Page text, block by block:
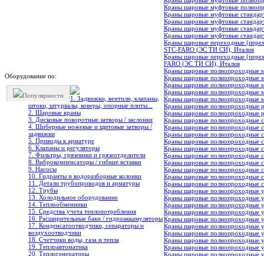
Оборудование по:
Популярности
1. Задвижки, вентили, клапаны,
штоки, штурвалы, коверы, опорные плиты...
2. Шаровые краны
3. Дисковые поворотные затворы / заслонки
4. Шиберные ножевые и щитовые затворы /
задвижки
5. Приводы к арматуре
6. Клапаны и регуляторы
7. Фильтры, грязевики и грязеотделители
8. Виброкомпенсаторы / гибкие вставки
9. Насосы
10. Гидранты и водоразборные колонки
11. Детали трубопроводов и арматуры
12. Трубы
13. Холодильное oборудование
14. Теплообменники
15. Средства учета теплопотребления
16. Расширительные баки / гидроаккамуляторы
17. Конденсатоотводчики, сепараторы и
воздухоотводчики
18. Счетчики воды, газа и тепла
19. Теплоавтоматика
20. Теплогенераторы
Краны шаровые муфтовые
Краны шаровые муфтовые
Краны шаровые муфтовые
Краны шаровые муфтовые
Краны шаровые муфтовые
Краны шаровые переходные
STC-FARO (ЭС ТИ СИ), Италия
Краны шаровые переходные
FARO (ЭС ТИ СИ), Италия
Краны шаровые полнопроходные
Краны шаровые полнопроходные
Краны шаровые полнопроходные
Краны шаровые полнопроходные
Краны шаровые полнопроходные
Краны шаровые полнопроходные
Краны шаровые полнопроходные
Краны шаровые полнопроходные
Краны шаровые полнопроходные
Краны шаровые полнопроходные
Краны шаровые полнопроходные
Краны шаровые полнопроходные
Краны шаровые полнопроходные
Краны шаровые полнопроходные
Краны шаровые полнопроходные
Краны шаровые полнопроходные
Краны шаровые полнопроходные
Краны шаровые полнопроходные
Краны шаровые полнопроходные
Краны шаровые полнопроходные
Краны шаровые полнопроходные
Краны шаровые полнопроходные
Краны шаровые полнопроходные
Краны шаровые полнопроходные
Краны шаровые полнопроходные
Краны шаровые полнопроходные
Краны шаровые полнопроходные